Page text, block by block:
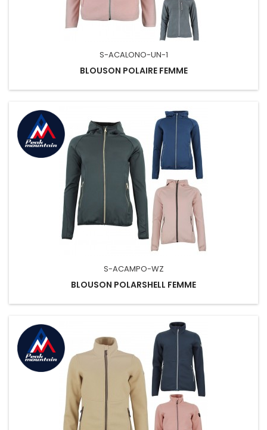
S-ACALONO-UN-1
BLOUSON POLAIRE FEMME
S-ACAMPO-WZ
BLOUSON POLARSHELL FEMME